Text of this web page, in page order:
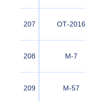
207 ОТ-2016
208 М-7
209 М-57